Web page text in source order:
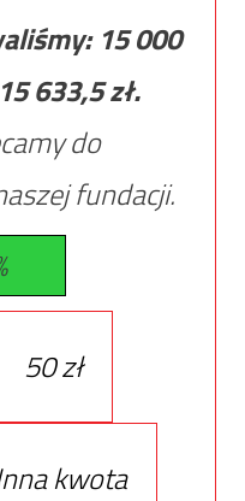
15 000
15 633,5zł.
do
fundacji.
50 zł
kwota